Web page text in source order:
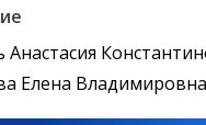
Анастасия
Елена Владимировна